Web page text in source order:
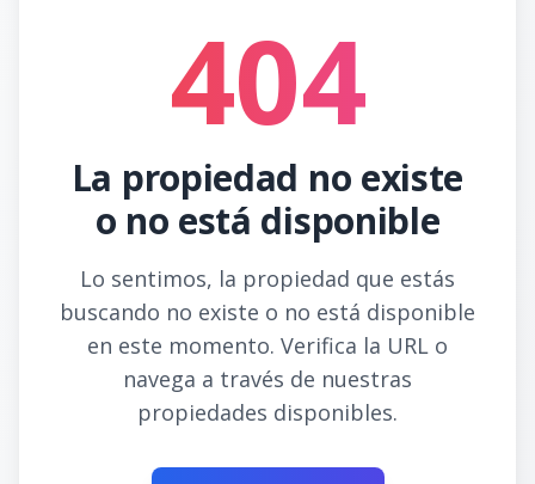
404
La propiedad no existe
o no está disponible
Lo sentimos, la propiedad que estás
buscando no existe o no está disponible
en este momento. Verifica la URL o
navega a través de nuestras
propiedades disponibles.